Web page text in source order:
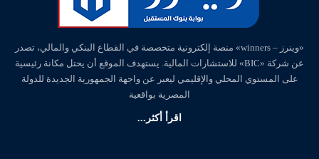
«وينرز – winners» منصة إلكترونية متخصصة في القطاع البنكي والمالي، تصدر
عن شركة «BIC» للاستشارات المالية. يستهدف الموقع أن يحتل مكانة رئيسية
على المستوي المحلي والإقليمي ليعبر عن واجهة الجمهورية الجديدة للدولة
المصرية بواقعية
اقرأ أكثر...